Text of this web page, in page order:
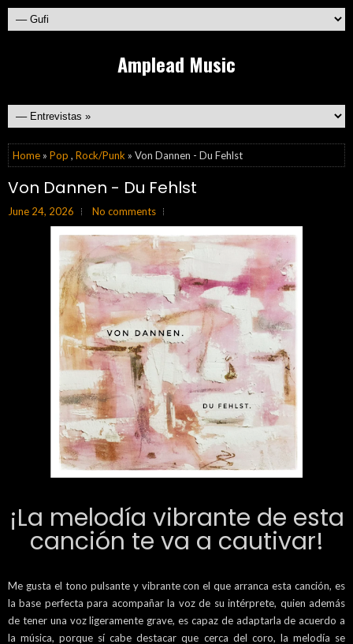
Amplead Music
Home » Pop , Rock/Punk » Von Dannen - Du Fehlst
Von Dannen - Du Fehlst
June 24, 2026 No comments
¡La melodía vibrante de esta
canción te va a cautivar!
Me gusta el tono pulsante y vibrante con el que arranca esta canción, es
la base perfecta para acompañar la voz de su intérprete, quien además
de tener una voz ligeramente grave, es capaz de adaptarla de acuerdo a
la música, porque sí cabe destacar que cerca del coro, la melodía se